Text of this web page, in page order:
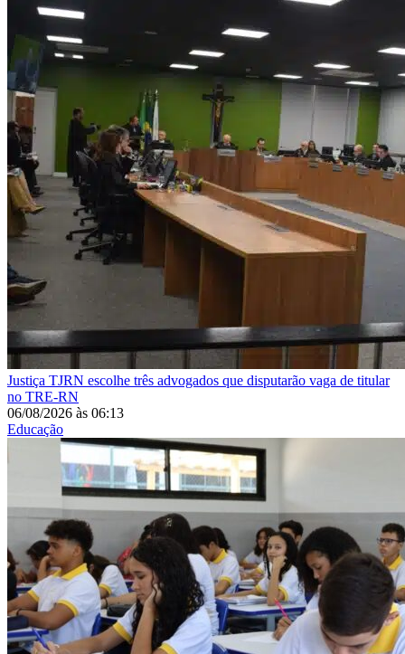
Justiça TJRN escolhe três advogados que disputarão vaga de titular
no TRE-RN
06/08/2026 às 06:13
Educação